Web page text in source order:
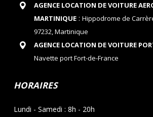
AGENCE LOCATION DE VOITURE
MARTINIQUE: Hippodrome de
97232, Martinique
AGENCE LOCATION DE VOITURE
Navette port Fort-de-France
HORAIRES
Lundi - Samedi : 8h - 20h